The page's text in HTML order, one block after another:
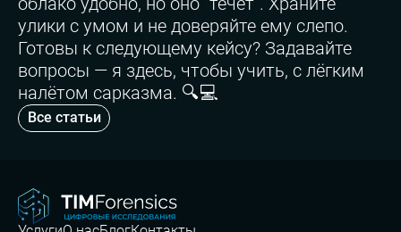
улики с умом и не доверяйте ему слепо.
Готовы к следующему кейсу? Задавайте
вопросы — я здесь, чтобы учить, с лёгким
налётом сарказма. 🔍💻
Все статьи